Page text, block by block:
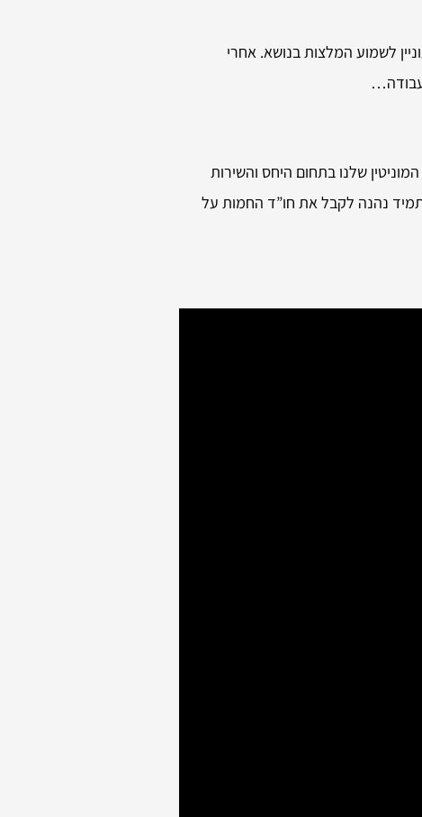
לשמוע המלצות בנושא. אחרי
שלנו בתחום היחס והשירות
תמיד נהנה לקבל את חו”ד החמות על